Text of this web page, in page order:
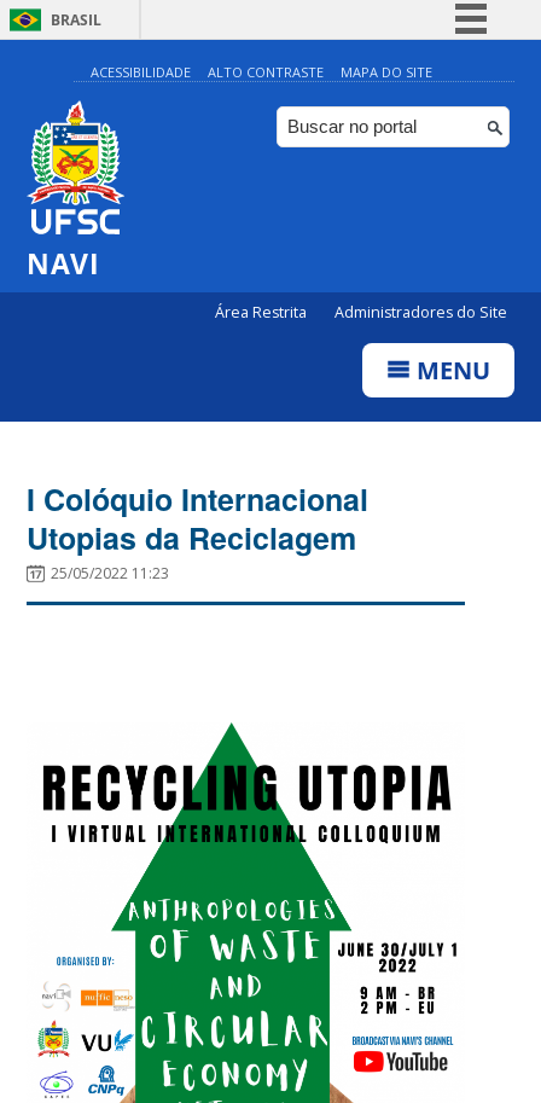
BRASIL
Simplifique!
Comunica BR
Participe
ACESSIBILIDADE ALTO CONTRASTE MAPA DO SITE
NAVI
Área Restrita Administradores do Site
MENU
I Colóquio Internacional
Utopias da Reciclagem
25/05/2022 11:23